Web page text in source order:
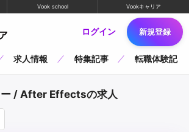
Vook school Vookキャリア
ログイン 新規登録
求人情報 特集記事 転職体験記
ー / After Effectsの求人